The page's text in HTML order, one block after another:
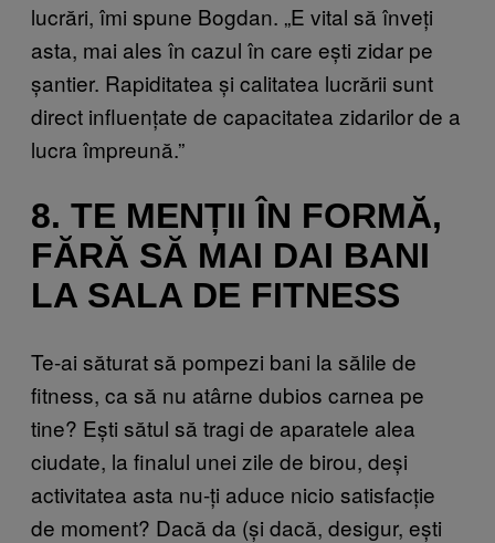
lucrări, îmi spune Bogdan. „E vital să înveți
asta, mai ales în cazul în care ești zidar pe
șantier. Rapiditatea și calitatea lucrării sunt
direct influențate de capacitatea zidarilor de a
lucra împreună.”
8. TE MENȚII ÎN FORMĂ,
FĂRĂ SĂ MAI DAI BANI
LA SALA DE FITNESS
Te-ai săturat să pompezi bani la sălile de
fitness, ca să nu atârne dubios carnea pe
tine? Ești sătul să tragi de aparatele alea
ciudate, la finalul unei zile de birou, deși
activitatea asta nu-ți aduce nicio satisfacție
de moment? Dacă da (și dacă, desigur, ești